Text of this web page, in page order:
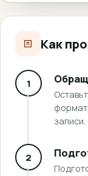
Как
1
записи.
2